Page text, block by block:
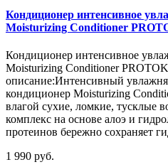
Кондиционер интенсивное
Moisturizing Conditioner
Кондиционер интенсивное
Moisturizing Conditioner
описание:Интенсивный
кондиционер Moisturizing
влагой сухие, ломкие, тусклые
комплекс на основе алоэ и
протеинов бережно сохраняет
1 990 руб.